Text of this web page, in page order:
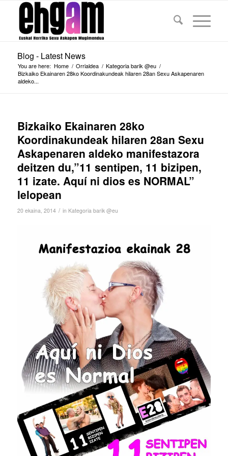
Blog - Latest News
You are here: Home / Orrialdea / Kategoria barik @eu /
Bizkaiko Ekainaren 28ko Koordinakundeak hilaren 28an Sexu Askapenaren
aldeko...
Bizkaiko Ekainaren 28ko
Koordinakundeak hilaren 28an Sexu
Askapenaren aldeko manifestazora
deitzen du,”11 sentipen, 11 bizipen,
11 izate. Aquí ni dios es NORMAL”
lelopean
20 ekaina, 2014 / in Kategoria barik @eu